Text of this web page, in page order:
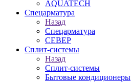
AQUATECH
Спецарматура
Назад
Спецарматура
СЕВЕР
Сплит-системы
Назад
Сплит-системы
Бытовые кондиционеры